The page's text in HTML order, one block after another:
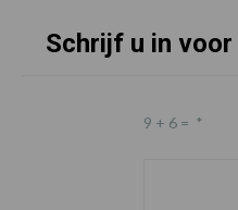
Schrijf u in
9 + 6 = *